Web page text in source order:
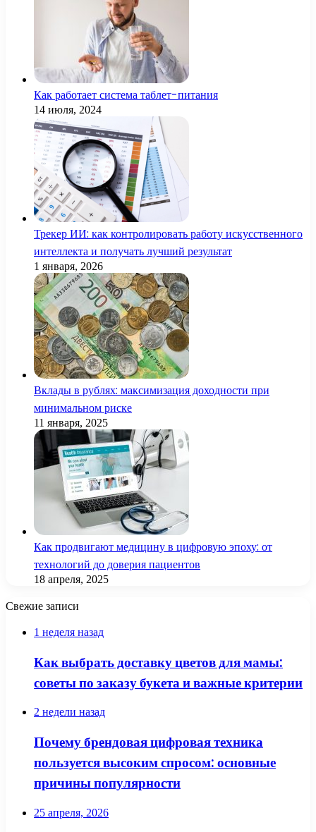
Как работает система таблет-питания
14 июля, 2024
Трекер ИИ: как контролировать работу искусственного
интеллекта и получать лучший результат
1 января, 2026
Вклады в рублях: максимизация доходности при
минимальном риске
11 января, 2025
Как продвигают медицину в цифровую эпоху: от
технологий до доверия пациентов
18 апреля, 2025
Свежие записи
1 неделя назад
Как выбрать доставку цветов для мамы:
советы по заказу букета и важные критерии
2 недели назад
Почему брендовая цифровая техника
пользуется высоким спросом: основные
причины популярности
25 апреля, 2026